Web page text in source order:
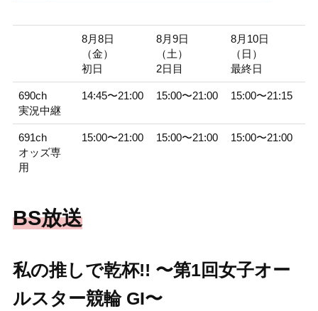
8月8日
（金）
初日
8月9日
（土）
2日目
8月10日
（日）
最終日
690ch
実況中継
14:45〜21:00 15:00〜21:00 15:00〜21:15
691ch
オッズ専
用
15:00〜21:00 15:00〜21:00 15:00〜21:00
BS放送
私の推しで乾杯!! 〜第1回女子オー
ルスター競輪 GI〜